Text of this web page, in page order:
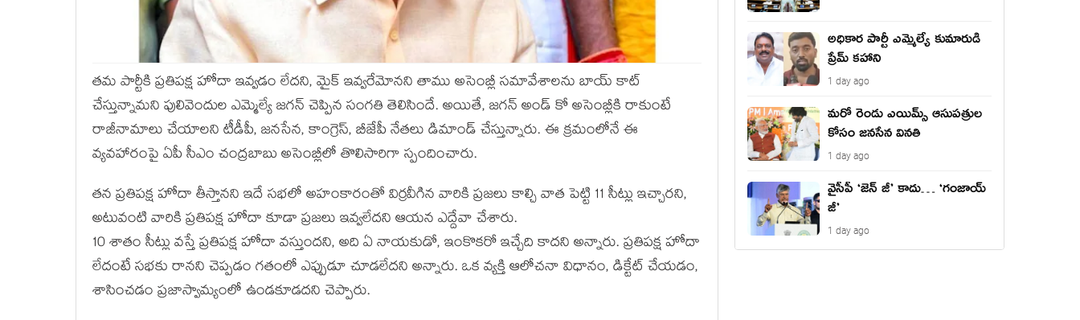
తమ పార్టీకి ప్రతిపక్ష హోదా ఇవ్వడం లేదని, మైక్ ఇవ్వరేమోనని తాము అసెంబ్లీ సమావేశాలను బాయ్ కాట్
చేస్తున్నామని పులివెందుల ఎమ్మెల్యే జగన్ చెప్పిన సంగతి తెలిసిందే. అయితే, జగన్ అండ్ కో అసెంబ్లీకి రాకుంటే
రాజీనామాలు చేయాలని టీడీపీ, జనసేన, కాంగ్రెస్, బీజేపీ నేతలు డిమాండ్ చేస్తున్నారు. ఈ క్రమంలోనే ఈ
వ్యవహారంపై ఏపీ సీఎం చంద్రబాబు అసెంబ్లీలో తొలిసారిగా స్పందించారు.
తన ప్రతిపక్ష హోదా తీస్తానని ఇదే సభలో అహంకారంతో విర్రవీగిన వారికి ప్రజలు కాల్చి వాత పెట్టి 11 సీట్లు ఇచ్చారని,
అటువంటి వారికి ప్రతిపక్ష హోదా కూడా ప్రజలు ఇవ్వలేదని ఆయన ఎద్దేవా చేశారు.
10 శాతం సీట్లు వస్తే ప్రతిపక్ష హోదా వస్తుందని, అది ఏ నాయకుడో, ఇంకొకరో ఇచ్చేది కాదని అన్నారు. ప్రతిపక్ష హోదా
లేదంటే సభకు రానని చెప్పడం గతంలో ఎప్పుడూ చూడలేదని అన్నారు. ఒక వ్యక్తి ఆలోచనా విధానం, డిక్టేట్ చేయడం,
శాసించడం ప్రజాస్వామ్యంలో ఉండకూడదని చెప్పారు.
అధికార పార్టీ ఎమ్మెల్యే కుమారుడి
ప్రేమ్ కహాని
1 day ago
మరో రెండు ఎయిమ్స్ ఆసుపత్రుల
కోసం జనసేన వినతి
1 day ago
వైసీపీ ‘జెన్ జీ’ కాదు… ‘గంజాయ్
జీ’
1 day ago